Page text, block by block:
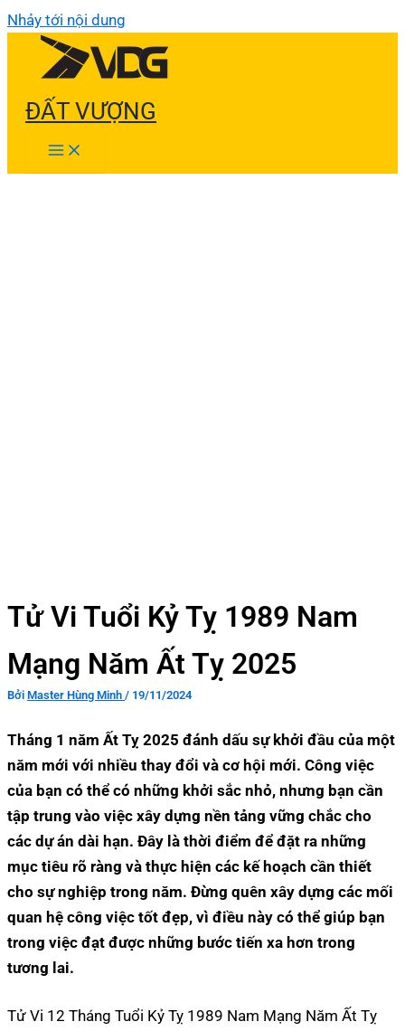
Nhảy tới nội dung
ĐẤT VƯỢNG
Tử Vi Tuổi Kỷ Tỵ 1989 Nam
Mạng Năm Ất Tỵ 2025
Bởi Master Hùng Minh / 19/11/2024
Tháng 1 năm Ất Tỵ 2025 đánh dấu sự khởi đầu của một
năm mới với nhiều thay đổi và cơ hội mới. Công việc
của bạn có thể có những khởi sắc nhỏ, nhưng bạn cần
tập trung vào việc xây dựng nền tảng vững chắc cho
các dự án dài hạn. Đây là thời điểm để đặt ra những
mục tiêu rõ ràng và thực hiện các kế hoạch cần thiết
cho sự nghiệp trong năm. Đừng quên xây dựng các mối
quan hệ công việc tốt đẹp, vì điều này có thể giúp bạn
trong việc đạt được những bước tiến xa hơn trong
tương lai.
Tử Vi 12 Tháng Tuổi Kỷ Tỵ 1989 Nam Mạng Năm Ất Tỵ